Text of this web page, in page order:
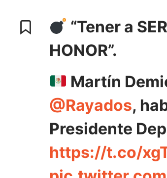
“Tener a
HONOR”.
Martín
@Rayados,
Presidente
https://t.co/